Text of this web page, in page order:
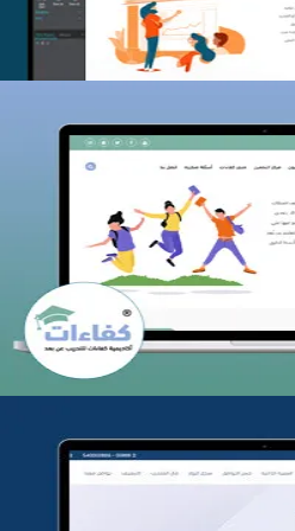
للتدريب
التفاصيل
ياسر الحزيمي